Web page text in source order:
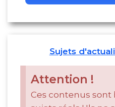
Sujets
Attention !
Ces contenus sont